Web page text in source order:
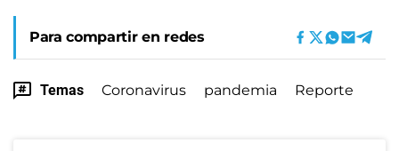
Para compartir en redes
Temas Coronavirus pandemia Reporte